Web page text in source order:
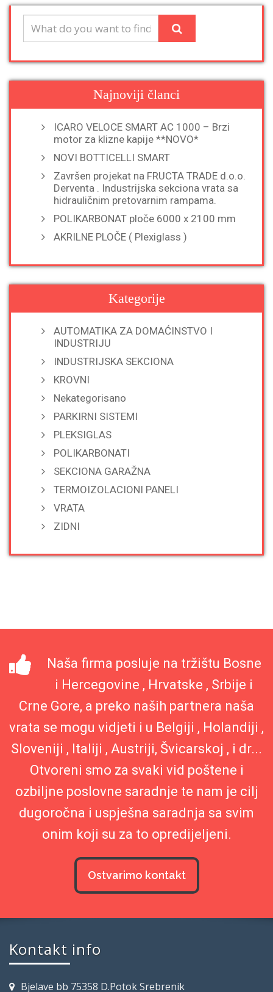
Najnoviji članci
ICARO VELOCE SMART AC 1000 – Brzi
motor za klizne kapije **NOVO*
NOVI BOTTICELLI SMART
Završen projekat na FRUCTA TRADE d.o.o.
Derventa . Industrijska sekciona vrata sa
hidrauličnim pretovarnim rampama.
POLIKARBONAT ploče 6000 x 2100 mm
AKRILNE PLOČE ( Plexiglass )
Kategorije
AUTOMATIKA ZA DOMAĆINSTVO I
INDUSTRIJU
INDUSTRIJSKA SEKCIONA
KROVNI
Nekategorisano
PARKIRNI SISTEMI
PLEKSIGLAS
POLIKARBONATI
SEKCIONA GARAŽNA
TERMOIZOLACIONI PANELI
VRATA
ZIDNI
Naša firma posluje na tržištu Bosne
i Hercegovine , Hrvatske , Srbije i
Crne Gore, a preko naših partnera naša
vrata se mogu vidjeti i u Belgiji , Holandiji ,
Sloveniji , Italiji , Austriji, Švicarskoj , i dr...
Otvoreni smo za svaki vid poštene i
ozbiljne poslovne saradnje te nam je cilj
dugoročna i uspješna saradnja sa svim
onim koji su za to opredijeljeni.
Ostvarimo kontakt
Kontakt info
Bjelave bb 75358 D.Potok Srebrenik